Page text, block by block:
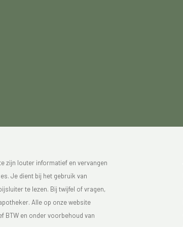
zijn louter informatief en vervangen
Je dient bij het gebruik van
te lezen. Bij twijfel of vragen,
Alle op onze website
BTW en onder voorbehoud van